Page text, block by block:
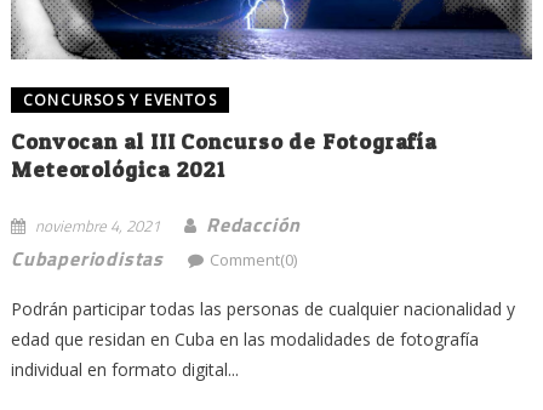
CONCURSOS Y EVENTOS
Convocan al III Concurso de Fotografía
Meteorológica 2021
noviembre 4, 2021
Redacción
Cubaperiodistas
Comment(0)
Podrán participar todas las personas de cualquier nacionalidad y
edad que residan en Cuba en las modalidades de fotografía
individual en formato digital...